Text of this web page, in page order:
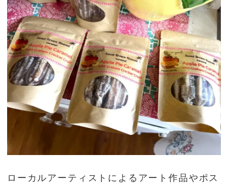
ローカルアーティストによるアート作品やポス